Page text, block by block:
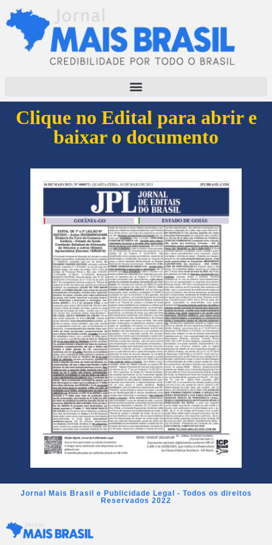
Clique no Edital para abrir e
baixar o documento
Jornal Mais Brasil e Publicidade Legal - Todos os direitos
Reservados 2022